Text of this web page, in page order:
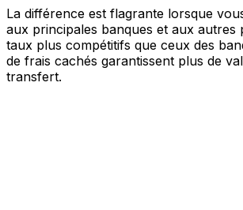
La différence est flagrante lorsque
aux principales banques et aux autres
taux plus compétitifs que ceux des
de frais cachés garantissent plus de
transfert.